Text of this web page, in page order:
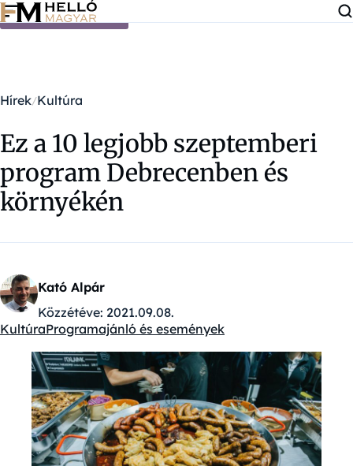
Ugrás a tartalomra
Hírek Kultúra
Ez a 10 legjobb szeptemberi
program Debrecenben és
környékén
Kató Alpár
Közzétéve: 2021.09.08.
Kategóriák:
KultúraProgramajánló és események